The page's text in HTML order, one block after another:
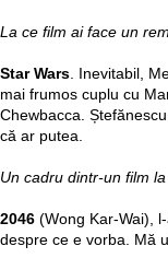
La ce film ai face un
Star Wars. Inevitabil,
mai frumos cuplu cu
Chewbacca.
că ar putea.
Un cadru dintr-un film
2046 (Wong Kar-Wai),
despre ce e vorba. Mă